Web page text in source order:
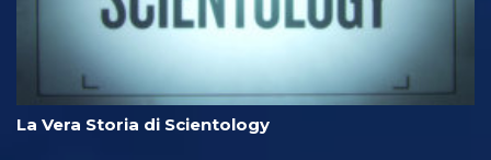
La Vera Storia di Scientology